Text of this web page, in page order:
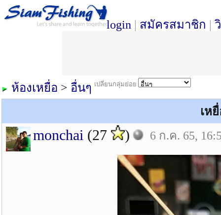
login | สมัครสมาชิก |
เปลี่ยนกลุ่มย่อย
ห้องเหยื่อ > อื่นๆ
เห
monchai (27 ) 6 ก.ค. 65,